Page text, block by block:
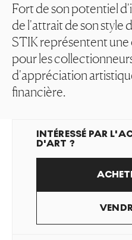
Fort de son potentiel
de l'attrait de son style
STIK représentent
pour les
d'appréciation
financière.
INTÉRESSÉ PAR
D'ART ?